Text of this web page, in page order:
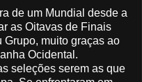
de um Mundial desde a
as Oitavas de Finais
Grupo, muito graças ao
Ocidental.
seleções serem as que